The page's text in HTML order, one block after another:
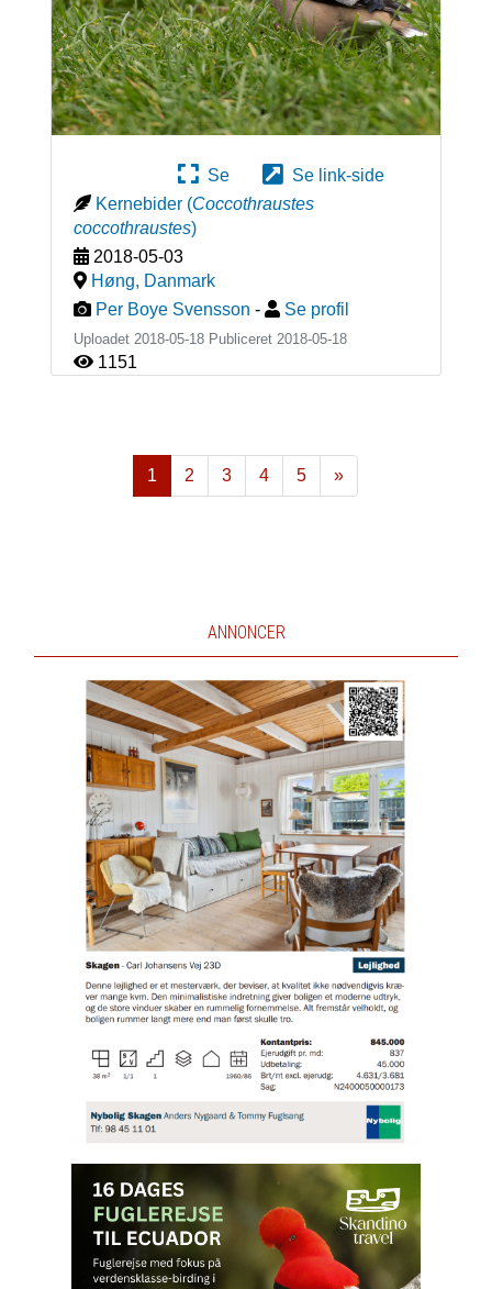
Se
Se link-side
Kernebider (Coccothraustes
coccothraustes)
2018-05-03
Høng, Danmark
Per Boye Svensson - Se profil
Uploadet 2018-05-18 Publiceret 2018-05-18
1151
1 2 3 4 5
»
Næste
ANNONCER